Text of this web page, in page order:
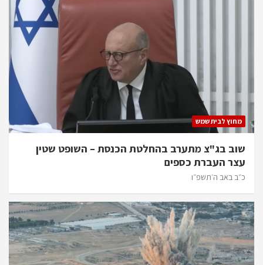
מחוץ לבית שמש
שוב בג"צ מתערב בהחלטת הכנסת – השופט שטין
עצר העברת כספים
כ״ב באב ה׳תשפ״ו